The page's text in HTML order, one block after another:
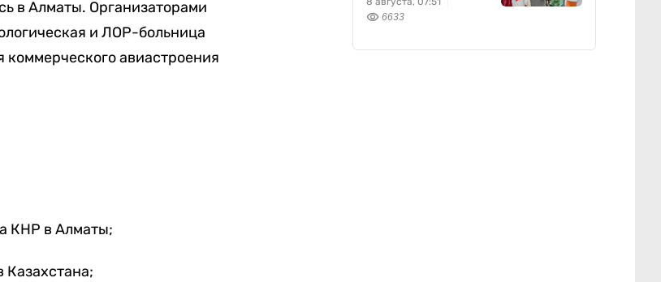
в Алматы. Организаторами
и ЛОР-больница
авиастроения
КНР в Алматы;
Казахстана;
6633